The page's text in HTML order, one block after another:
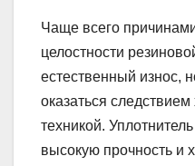
Чаще всего
целостности
естественный износ,
оказаться
техникой.
высокую прочность и